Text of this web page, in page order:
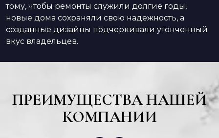
тому, чтобы ремонты служили долгие годы,
новые дома сохраняли свою надежность, а
созданные дизайны подчеркивали утонченный
вкус владельцев.
ПРЕИМУЩЕСТВА НАШЕЙ
КОМПАНИИ